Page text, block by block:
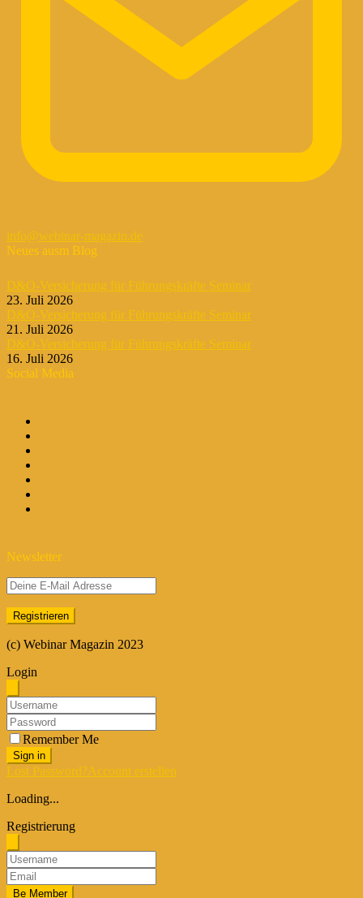
info@webinar-magazin.de
Neues ausm Blog
D&O-Versicherung für Führungskräfte Seminar
23. Juli 2026
D&O-Versicherung für Führungskräfte Seminar
21. Juli 2026
D&O-Versicherung für Führungskräfte Seminar
16. Juli 2026
Social Media
Newsletter
(c) Webinar Magazin 2023
Login
Remember Me
Sign in
Lost Password?Account erstellen
Loading...
Registrierung
Be Member